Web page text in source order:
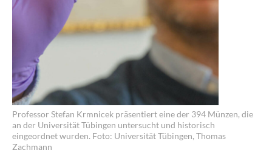
Professor Stefan Krmnicek präsentiert eine der 394 Münzen, die
an der Universität Tübingen untersucht und historisch
eingeordnet wurden. Foto: Universität Tübingen, Thomas
Zachmann